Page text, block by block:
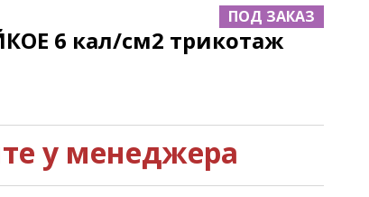
6 кал/см2 трикотаж
ПОД ЗАКАЗ
у менеджера